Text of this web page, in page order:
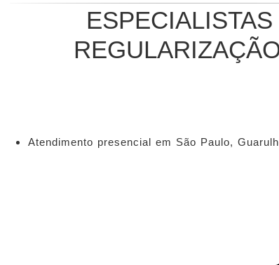
Atendimento presencial em São Paulo,